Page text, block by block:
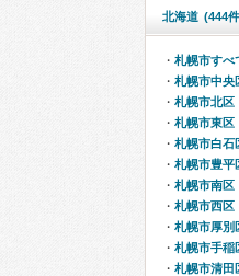
北海道 (444
札幌市すべ
札幌市中央
札幌市北区
札幌市東区
札幌市白石
札幌市豊平
札幌市南区
札幌市西区
札幌市厚別
札幌市手稲
札幌市清田